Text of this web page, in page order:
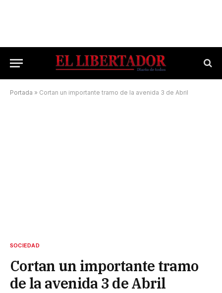
Portada » Cortan un importante tramo de la avenida 3 de Abril
SOCIEDAD
Cortan un importante tramo
de la avenida 3 de Abril